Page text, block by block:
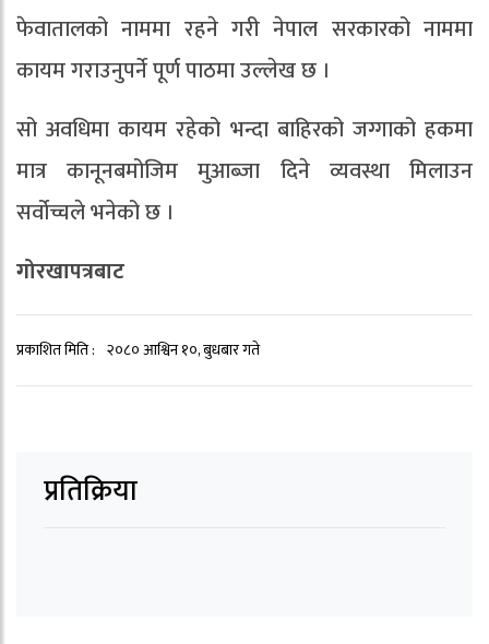
फेवातालको नाममा रहने गरी नेपाल सरकारको नाममा
कायम गराउनुपर्ने पूर्ण पाठमा उल्लेख छ ।
सो अवधिमा कायम रहेको भन्दा बाहिरको जग्गाको हकमा
मात्र कानूनबमोजिम मुआब्जा दिने व्यवस्था मिलाउन
सर्वोच्चले भनेको छ ।
गोरखापत्रबाट
प्रकाशित मिति : २०८० आश्विन १०, बुधबार गते
प्रतिक्रिया